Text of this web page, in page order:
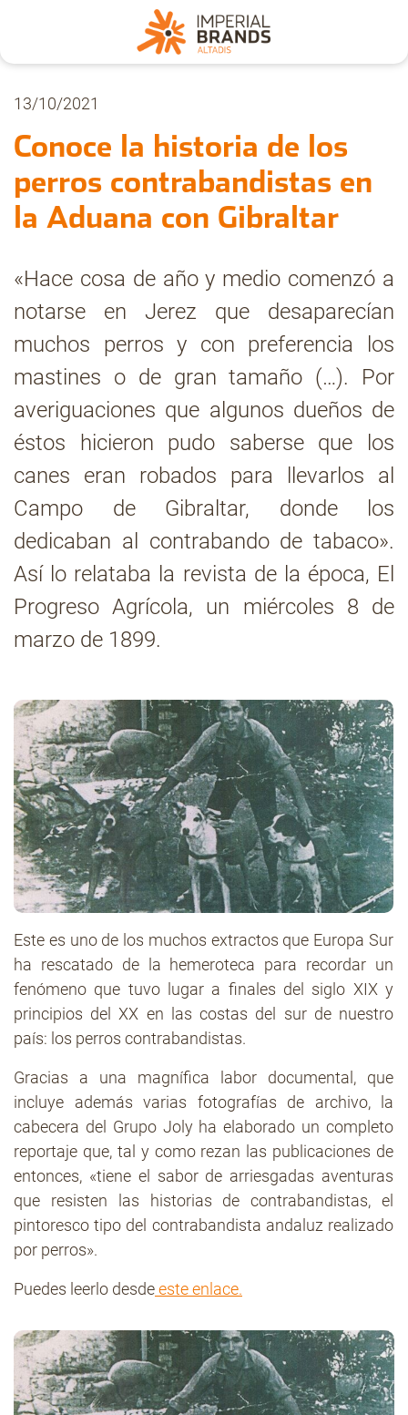
Nosotros
Secciones
Denuncia
Pregúntanos
Archivo
Estadísticas CMT
Contacto
13/10/2021
Conoce la historia de los
perros contrabandistas en
la Aduana con Gibraltar
«Hace cosa de año y medio comenzó a
notarse en Jerez que desaparecían
muchos perros y con preferencia los
mastines o de gran tamaño (…). Por
averiguaciones que algunos dueños de
éstos hicieron pudo saberse que los
canes eran robados para llevarlos al
Campo de Gibraltar, donde los
dedicaban al contrabando de tabaco».
Así lo relataba la revista de la época, El
Progreso Agrícola, un miércoles 8 de
marzo de 1899.
Este es uno de los muchos extractos que Europa Sur
ha rescatado de la hemeroteca para recordar un
fenómeno que tuvo lugar a finales del siglo XIX y
principios del XX en las costas del sur de nuestro
país: los perros contrabandistas.
Gracias a una magnífica labor documental, que
incluye además varias fotografías de archivo, la
cabecera del Grupo Joly ha elaborado un completo
reportaje que, tal y como rezan las publicaciones de
entonces, «tiene el sabor de arriesgadas aventuras
que resisten las historias de contrabandistas, el
pintoresco tipo del contrabandista andaluz realizado
por perros».
Puedes leerlo desdeeste enlace.